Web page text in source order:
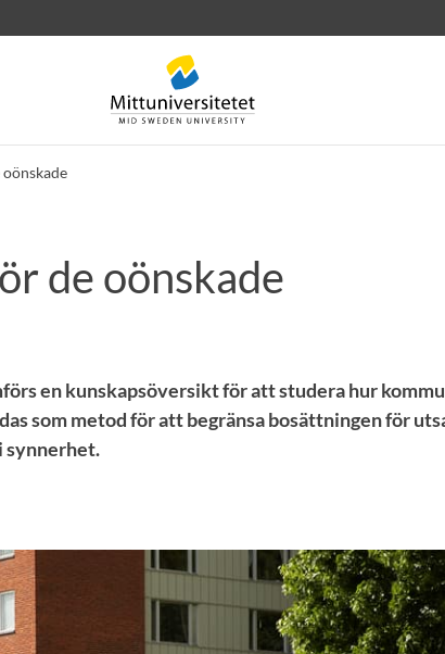
Lediga jobb
de oönskade
en kunskapsöversikt för att studera hur
som metod för att begränsa bosättningen för
synnerhet.